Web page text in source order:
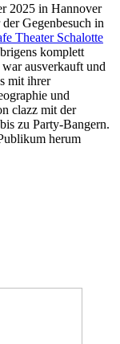
2025 in Hannover
Gegenbesuch in
Theater Schalotte
komplett
ausverkauft und
mit ihrer
und
clazz mit der
zu Party-Bangern.
herum